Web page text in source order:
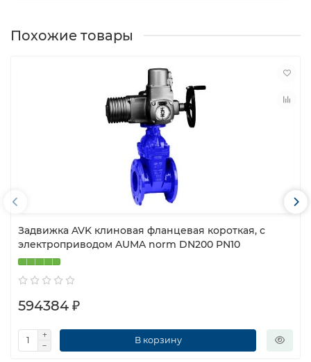
Похожие товары
Задвижка AVK клиновая фланцевая короткая, с
электроприводом AUMA norm DN200 PN10
594384 ₽
В корзину